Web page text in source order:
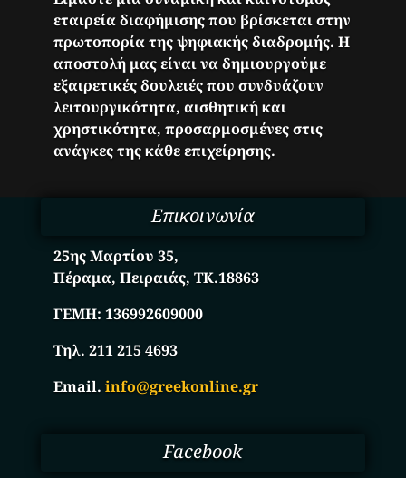
εταιρεία διαφήμισης που βρίσκεται στην
πρωτοπορία της ψηφιακής διαδρομής. Η
αποστολή μας είναι να δημιουργούμε
εξαιρετικές δουλειές που συνδυάζουν
λειτουργικότητα, αισθητική και
χρηστικότητα, προσαρμοσμένες στις
ανάγκες της κάθε επιχείρησης.
Επικοινωνία
25ης Μαρτίου 35,
Πέραμα, Πειραιάς, ΤΚ.18863
ΓΕΜΗ:136992609000
Τηλ. 211 215 4693
Email.info@greekonline.gr
Facebook